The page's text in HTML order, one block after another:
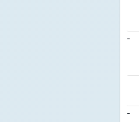
-
-